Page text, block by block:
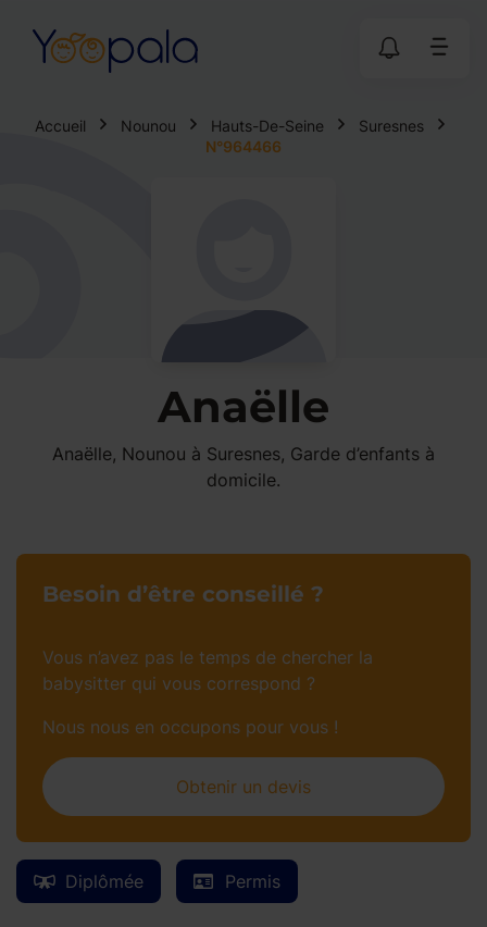
Accueil Nounou Hauts-De-Seine
Suresnes
N°964466
Anaëlle
Anaëlle, Nounou à Suresnes, Garde d’enfants à
domicile.
Diplômée Permis
Besoin d’être conseillé ?
Vous n’avez pas le temps de chercher la
babysitter qui vous correspond ?
Nous nous en occupons pour vous !
Obtenir un devis